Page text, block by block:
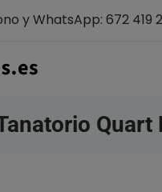
y WhatsApp: 672 419
Quart